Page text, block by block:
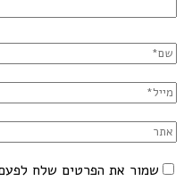
שמור את הפרטים שלח